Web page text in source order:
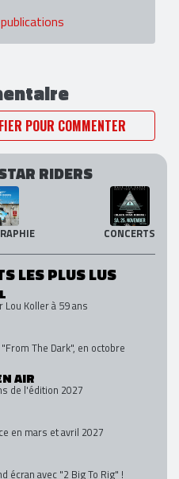
POUR COMMENTER
RIDERS
CONCERTS
LES PLUS LUS
Lou Koller à 59 ans
The Dark", en octobre
AIR
de l'édition 2027
en mars et avril 2027
écran avec "2 Big To Rig" !